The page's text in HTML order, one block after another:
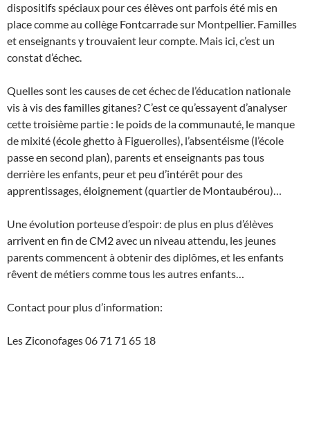
dispositifs spéciaux pour ces élèves ont parfois été mis en
place comme au collège Fontcarrade sur Montpellier. Familles
et enseignants y trouvaient leur compte. Mais ici, c’est un
constat d’échec.
Quelles sont les causes de cet échec de l’éducation nationale
vis à vis des familles gitanes? C’est ce qu’essayent d’analyser
cette troisième partie : le poids de la communauté, le manque
de mixité (école ghetto à Figuerolles), l’absentéisme (l’école
passe en second plan), parents et enseignants pas tous
derrière les enfants, peur et peu d’intérêt pour des
apprentissages, éloignement (quartier de Montaubérou)…
Une évolution porteuse d’espoir: de plus en plus d’élèves
arrivent en fin de CM2 avec un niveau attendu, les jeunes
parents commencent à obtenir des diplômes, et les enfants
rêvent de métiers comme tous les autres enfants…
Contact pour plus d’information:
Les Ziconofages 06 71 71 65 18